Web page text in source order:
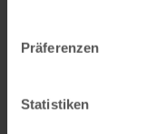
Präferenzen
Statistiken